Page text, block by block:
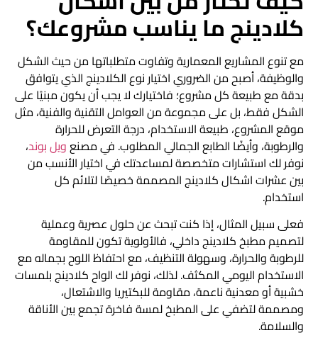
كلادينج ما يناسب مشروعك؟
مع تنوع المشاريع المعمارية وتفاوت متطلباتها من حيث الشكل
والوظيفة، أصبح من الضروري اختيار نوع الكلادينج الذي يتوافق
بدقة مع طبيعة كل مشروع؛ فاختيارك لا يجب أن يكون مبنيًا على
الشكل فقط، بل على مجموعة من العوامل التقنية والفنية، مثل
موقع المشروع، طبيعة الاستخدام، درجة التعرض للحرارة
والرطوبة، وأيضًا الطابع الجمالي المطلوب. في مصنعويل بوند،
نوفر لك استشارات متخصصة لمساعدتك في اختيار الأنسب من
بين عشراتاشكال كلادينجالمصممة خصيصًا لتلائم كل
استخدام.
فعلى سبيل المثال، إذا كنت تبحث عن حلول عصرية وعملية
لتصميممطبخ كلادينجداخلي، فالأولوية تكون للمقاومة
للرطوبة والحرارة، وسهولة التنظيف، مع احتفاظ اللوح بجماله مع
الاستخدام اليومي المكثف. لذلك، نوفر لكالواح كلادينجبلمسات
خشبية أو معدنية ناعمة، مقاومة للبكتيريا والاشتعال،
ومصممة لتضفي على المطبخ لمسة فاخرة تجمع بين الأناقة
والسلامة.